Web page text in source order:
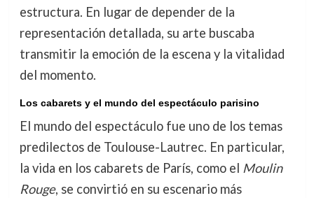
estructura. En lugar de depender de la
representación detallada, su arte buscaba
transmitir la emoción de la escena y la vitalidad
del momento.
Los cabarets y el mundo del espectáculo parisino
El mundo del espectáculo fue uno de los temas
predilectos de Toulouse-Lautrec. En particular,
la vida en los cabarets de París, como el Moulin
Rouge, se convirtió en su escenario más